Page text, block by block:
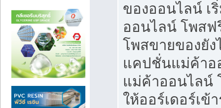
ของออนไลน์ เ
ออนไลน์ โพส
โพสขายของยัง
แคปชั่นแม่ค้า
แม่ค้าออนไลน์
ให้ออร์เดอร์เข้